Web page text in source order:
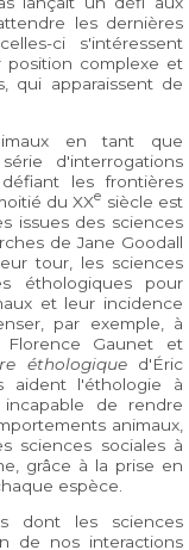
les dernières
ci s'intéressent
position complexe et
qui apparaissent de
en tant que
d'interrogations
les frontières
du XXe siècle est
issues des sciences
de Jane Goodall
tour, les sciences
éthologiques pour
et leur incidence
par exemple, à
Gaunet et
éthologiqued'Éric
aident l'éthologie à
de rendre
animaux,
sciences sociales à
grâce à la prise en
espèce.
dont les sciences
de nos interactions